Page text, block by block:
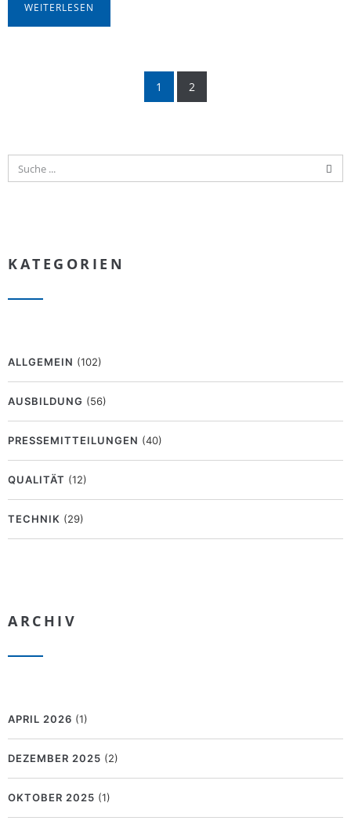
WEITERLESEN
1 2
KATEGORIEN
ALLGEMEIN (102)
AUSBILDUNG (56)
PRESSEMITTEILUNGEN (40)
QUALITÄT (12)
TECHNIK (29)
ARCHIV
APRIL 2026 (1)
DEZEMBER 2025 (2)
OKTOBER 2025 (1)